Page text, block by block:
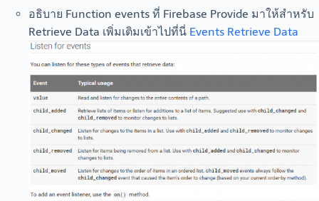
อธิบาย Function events ที่ Firebase Provide มาให้สำหรับ
Retrieve Data เพิ่มเติมเข้าไปที่นี่ Events Retrieve Data